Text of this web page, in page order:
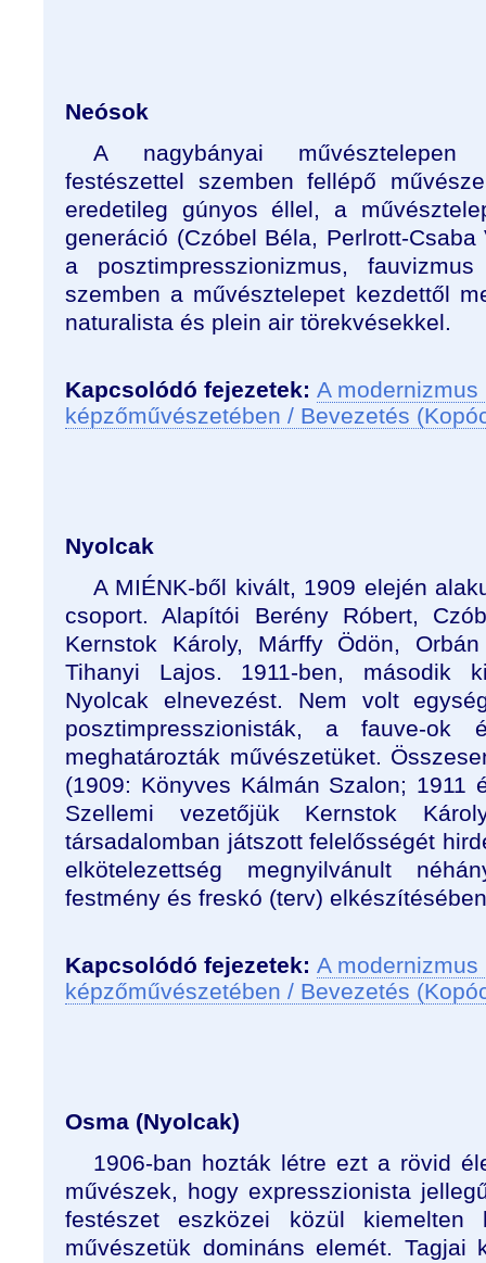
Neósok
A nagybányai művésztelepen
festészettel szemben fellépő
eredetileg gúnyos éllel, a
generáció (Czóbel Béla, Perlrott-
a posztimpresszionizmus,
szemben a művésztelepet kezdettől
naturalista és plein air törekvésekkel.
Kapcsolódó fejezetek: A
képzőművészetében / Bevezetés
Nyolcak
A MIÉNK-ből kivált, 1909 elején
csoport. Alapítói Berény Róbert,
Kernstok Károly, Márffy Ödön,
Tihanyi Lajos. 1911-ben, második
Nyolcak elnevezést. Nem volt
posztimpresszionisták, a fauve-
meghatározták művészetüket.
(1909: Könyves Kálmán Szalon; 1911
Szellemi vezetőjük Kernstok
társadalomban játszott felelősségét
elkötelezettség megnyilvánult
festmény és freskó (terv)
Kapcsolódó fejezetek: A
képzőművészetében / Bevezetés
Osma (Nyolcak)
1906-ban hozták létre ezt a rövid
művészek, hogy expresszionista
festészet eszközei közül
művészetük domináns elemét. Tagjai